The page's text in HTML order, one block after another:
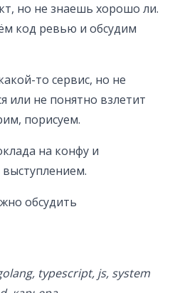
но не знаешь хорошо ли.
код ревью и обсудим
то сервис, но не
или не понятно взлетит
порисуем.
на конфу и
обсудить
typescript, js, system